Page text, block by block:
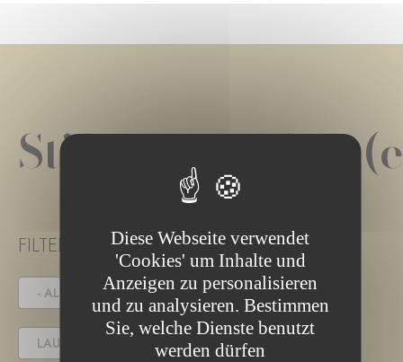
FILTER PROJECT STATUS
- ALLE - IN DER AUSSCHREIBUNG
LAUFENDES PROJEKT
Diese Webseite verwendet
'Cookies' um Inhalte und
Anzeigen zu personalisieren
und zu analysieren. Bestimmen
Sie, welche Dienste benutzt
werden dürfen